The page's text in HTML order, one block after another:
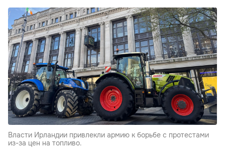
Власти Ирландии привлекли армию к борьбе с протестами
из-за цен на топливо.